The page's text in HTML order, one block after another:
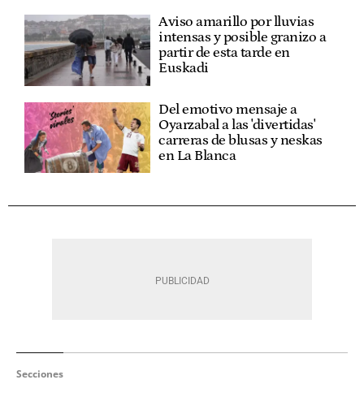
Aviso amarillo por lluvias
intensas y posible granizo a
partir de esta tarde en
Euskadi
Del emotivo mensaje a
Oyarzabal a las 'divertidas'
carreras de blusas y neskas
en La Blanca
Secciones